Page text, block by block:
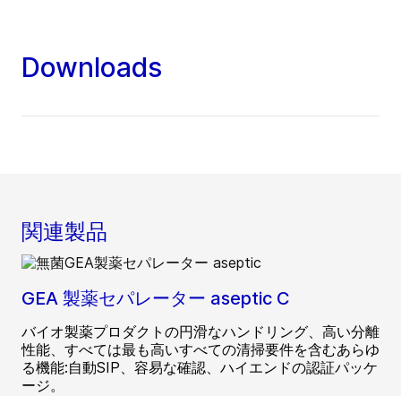
Downloads
関連製品
GEA 製薬セパレーター aseptic C
バイオ製薬プロダクトの円滑なハンドリング、高い分離
性能、すべては最も高いすべての清掃要件を含むあらゆ
る機能:自動SIP、容易な確認、ハイエンドの認証パッケ
ージ。